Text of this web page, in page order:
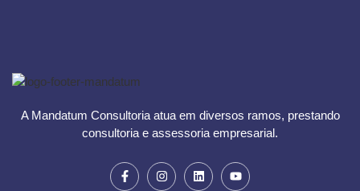
A Mandatum Consultoria atua em diversos ramos, prestando
consultoria e assessoria empresarial.